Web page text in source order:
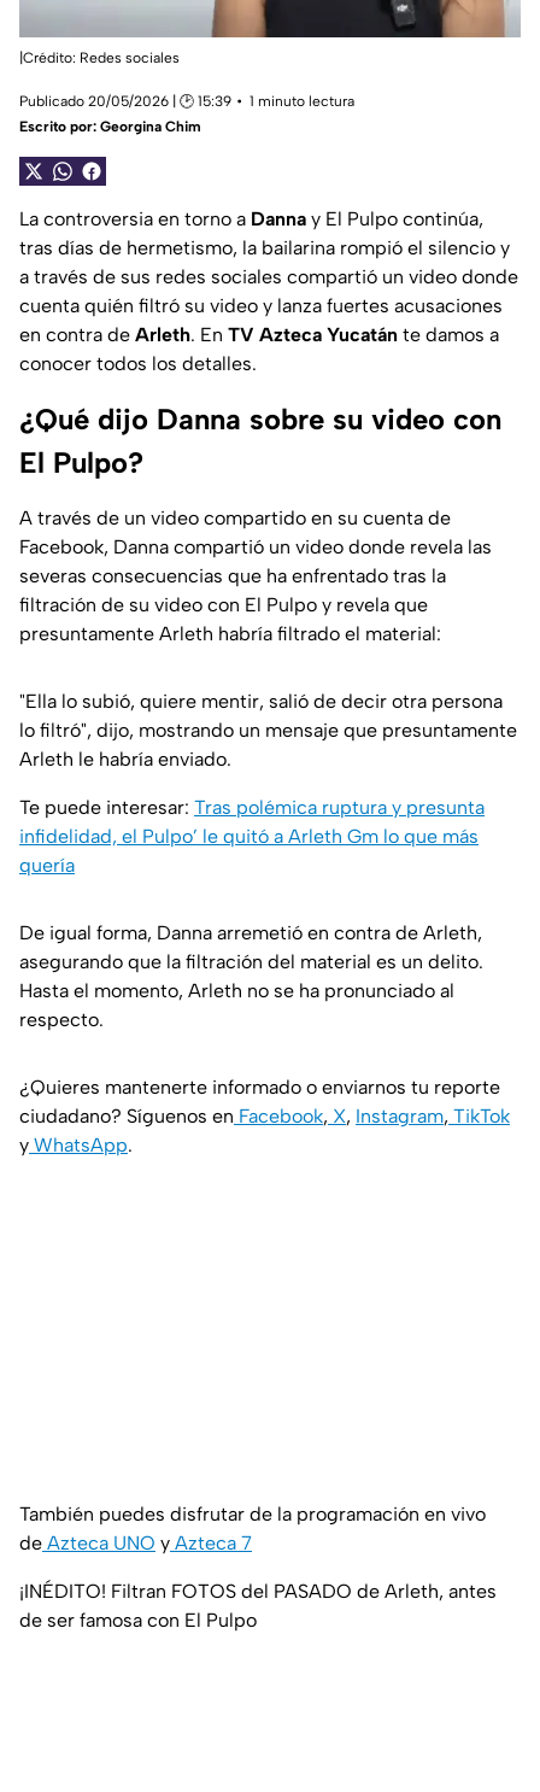
|Crédito: Redes sociales
Publicado 20/05/2026 | 🕑 15:39
1 minuto lectura
Escrito por: Georgina Chim
La controversia en torno a Danna y El Pulpo continúa,
tras días de hermetismo, la bailarina rompió el silencio y
a través de sus redes sociales compartió un video donde
cuenta quién filtró su video y lanza fuertes acusaciones
en contra de Arleth. En TV Azteca Yucatán te damos a
conocer todos los detalles.
¿Qué dijo Danna sobre su video con
El Pulpo?
A través de un video compartido en su cuenta de
Facebook, Danna compartió un video donde revela las
severas consecuencias que ha enfrentado tras la
filtración de su video con El Pulpo y revela que
presuntamente Arleth habría filtrado el material:
"Ella lo subió, quiere mentir, salió de decir otra persona
lo filtró", dijo, mostrando un mensaje que presuntamente
Arleth le habría enviado.
Te puede interesar: Tras polémica ruptura y presunta
infidelidad, el Pulpo’ le quitó a Arleth Gm lo que más
quería
De igual forma, Danna arremetió en contra de Arleth,
asegurando que la filtración del material es un delito.
Hasta el momento, Arleth no se ha pronunciado al
respecto.
¿Quieres mantenerte informado o enviarnos tu reporte
ciudadano? Síguenos en Facebook, X, Instagram, TikTok
y WhatsApp.
También puedes disfrutar de la programación en vivo
de Azteca UNO y Azteca 7
¡INÉDITO! Filtran FOTOS del PASADO de Arleth, antes
de ser famosa con El Pulpo